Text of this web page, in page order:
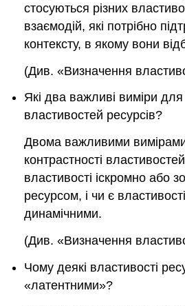
стосуються різних
взаємодій, які потрібно
контексту, в якому вони
(Див. «Визначення
Які два важливі виміри для
властивостей ресурсів?
Двома важливими
контрастності
властивості іскромно або
ресурсом, і чи є
динамічними.
(Див. «Визначення
Чому деякі властивості
«латентними»?